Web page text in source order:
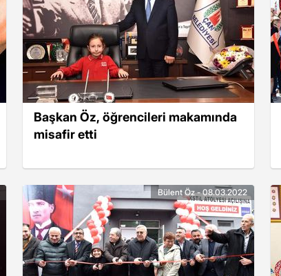
Başkan Öz, öğrencileri makamında
misafir etti
Bülent Öz - 08.03.2022